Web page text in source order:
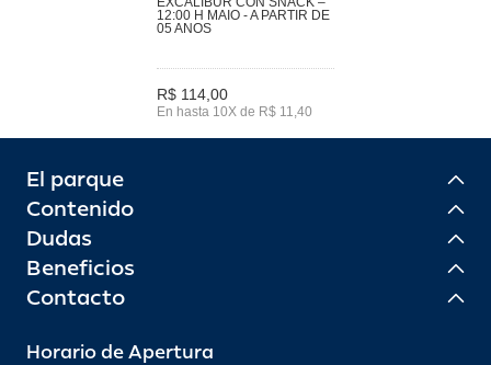
12:00 H MAIO - A PARTIR DE
05 ANOS
R$ 114,00
En hasta 10X de R$ 11,40
El parque
Contenido
Dudas
Beneficios
Contacto
Horario de Apertura